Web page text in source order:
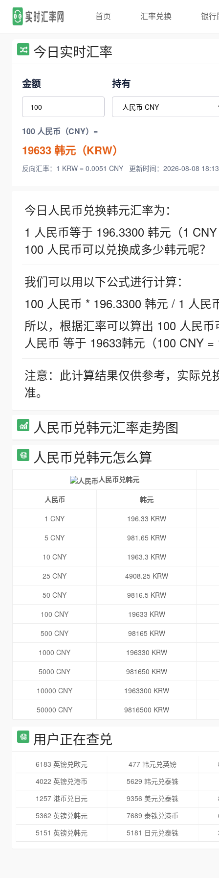
首页 汇率兑换 银行
今日实时汇率
金额 持有
100 人民币（CNY）=
19633韩元（KRW）
反向汇率：1 KRW = 0.0051 CNY 更新时间：2026-08-08
今日人民币兑换韩元汇率为：
1 人民币等于 196.3300 韩元（1
100 人民币可以兑换成多少韩元呢？
我们可以用以下公式进行计算：
100 人民币 * 196.3300 韩元 / 1 人民
所以，根据汇率可以算出 100 人民
人民币 等于 19633韩元（100 CNY =
注意：此计算结果仅供参考，实际
准。
人民币兑韩元汇率走势图
人民币兑韩元怎么算
人民币兑韩元
人民币
韩元
1 CNY
196.33 KRW
5 CNY
981.65 KRW
10 CNY
1963.3 KRW
25 CNY
4908.25 KRW
50 CNY
9816.5 KRW
100 CNY
19633 KRW
500 CNY
98165 KRW
1000 CNY
196330 KRW
5000 CNY
981650 KRW
10000 CNY
1963300 KRW
50000 CNY
9816500 KRW
用户正在查兑
6183 英镑兑欧元 477 韩元兑英镑
4022 英镑兑港币
5629 韩元兑泰铢
1257 港币兑日元
9356 美元兑泰铢
5362 英镑兑韩元
7689 泰铢兑港币
5151 英镑兑韩元
5181 日元兑泰铢